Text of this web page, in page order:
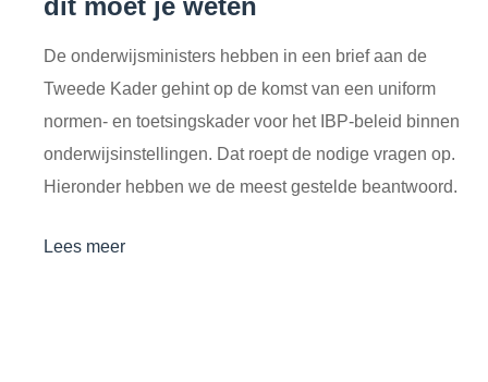
dit moet je weten
De onderwijsministers hebben in een brief aan de
Tweede Kader gehint op de komst van een uniform
normen- en toetsingskader voor het IBP-beleid binnen
onderwijsinstellingen. Dat roept de nodige vragen op.
Hieronder hebben we de meest gestelde beantwoord.
Lees meer